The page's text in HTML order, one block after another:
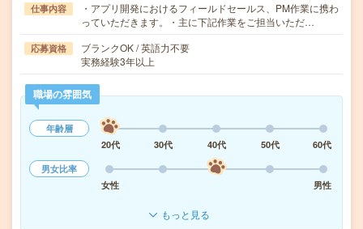
仕事内容
・アプリ開発におけるフィールドセールス、PM作業に携わ
っていただきます。・主に下記作業をご担当いただ…
応募資格
ブランクOK / 英語力不要
実務経験3年以上
職場の雰囲気
年齢層
20代
30代 40代 50代
60代
男女比率
女性
男性
もっと見る